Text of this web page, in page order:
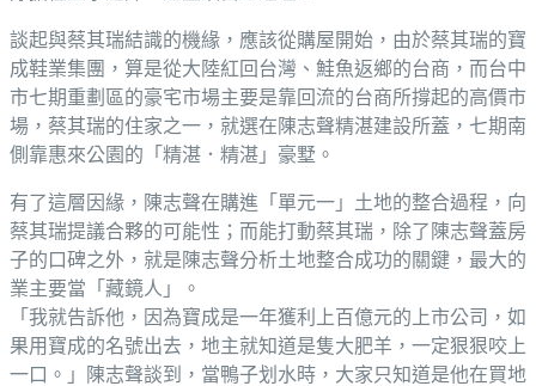
談起與蔡其瑞結識的機緣，應該從購屋開始，由於蔡其瑞的寶
成鞋業集團，算是從大陸紅回台灣、鮭魚返鄉的台商，而台中
市七期重劃區的豪宅市場主要是靠回流的台商所撐起的高價市
場，蔡其瑞的住家之一，就選在陳志聲精湛建設所蓋，七期南
側靠惠來公園的「精湛．精湛」豪墅。
有了這層因緣，陳志聲在購進「單元一」土地的整合過程，向
蔡其瑞提議合夥的可能性；而能打動蔡其瑞，除了陳志聲蓋房
子的口碑之外，就是陳志聲分析土地整合成功的關鍵，最大的
業主要當「藏鏡人」。
「我就告訴他，因為寶成是一年獲利上百億元的上市公司，如
果用寶成的名號出去，地主就知道是隻大肥羊，一定狠狠咬上
一口。」陳志聲談到，當鴨子划水時，大家只知道是他在買地